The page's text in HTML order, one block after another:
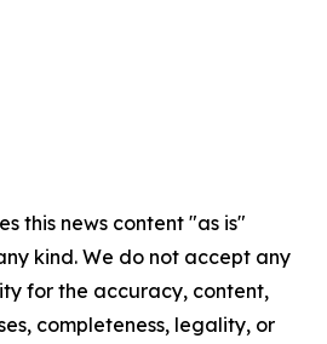
this news content "as is"
kind. We do not accept any
for the accuracy, content,
completeness, legality, or